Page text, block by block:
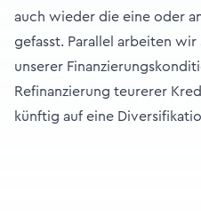
auch wieder die eine oder
gefasst. Parallel arbeiten
unserer
Refinanzierung teurerer
künftig auf eine